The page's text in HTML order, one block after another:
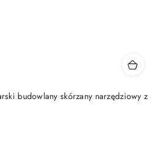
budowlany skórzany narzędziowy z